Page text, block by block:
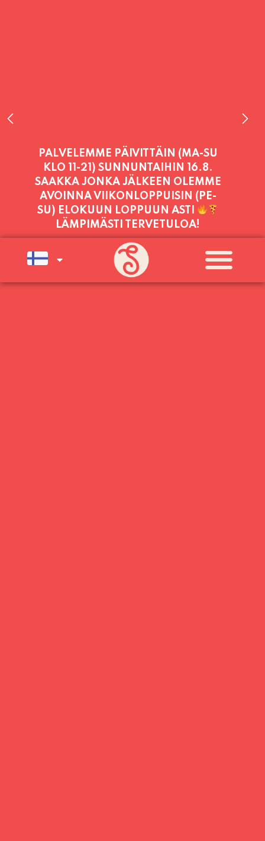
PALVELEMME PÄIVITTÄIN (MA-SU
KLO 11-21) SUNNUNTAIHIN 16.8.
SAAKKA JONKA JÄLKEEN OLEMME
AVOINNA VIIKONLOPPUISIN (PE-
SU) ELOKUUN LOPPUUN ASTI
LÄMPIMÄSTI TERVETULOA!
PALVELEMME TÄNÄÄN:
TORSTAI11:00 - 21:00